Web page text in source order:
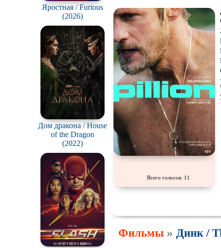
Яростная / Furious
(2026)
Дом дракона / House
of the Dragon
(2022)
Чёрная комедия
CAMRip
Всего голосов: 11
Фильмы » Динк /